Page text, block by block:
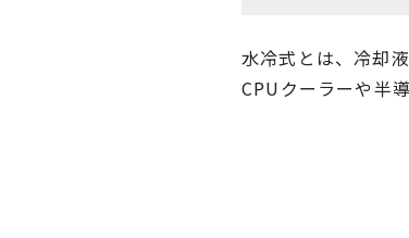
水冷式とは、冷却
CPUクーラーや半